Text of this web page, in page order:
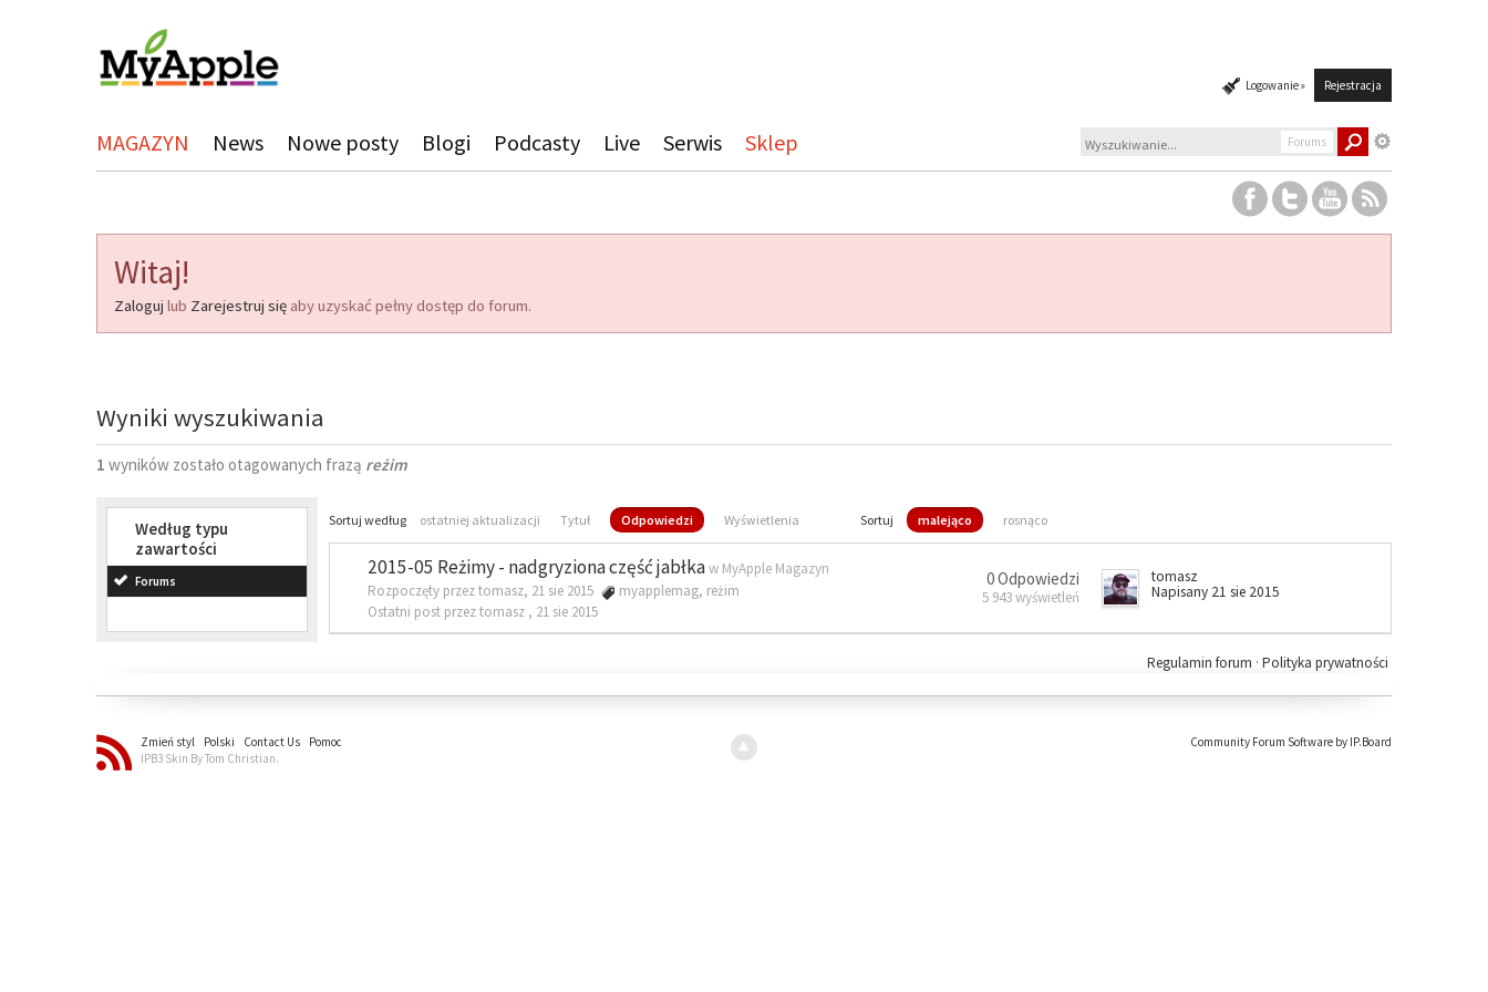
Logowanie » Rejestracja
MAGAZYN News Nowe posty Blogi Podcasty Live Serwis Sklep Forums
Witaj!
Zaloguj lub Zarejestruj się aby uzyskać pełny dostęp do forum.
Wyniki wyszukiwania
1 wyników zostało otagowanych frazą reżim
Według typu
zawartości
Forums
Sortuj według ostatniej aktualizacji Tytuł Odpowiedzi Wyświetlenia Sortuj malejąco rosnąco
2015-05 Reżimy - nadgryziona część jabłkaw MyApple Magazyn
Rozpoczęty przez tomasz, 21 sie 2015
myapplemag, reżim
Ostatni post przez tomasz , 21 sie 2015
0 Odpowiedzi
5 943 wyświetleń
tomasz
Napisany 21 sie 2015
Polityka prywatności
Regulamin forum ·
Zmień styl Polski Contact Us
Pomoc
IPB3 Skin By Tom Christian.
Community Forum Software by IP.Board